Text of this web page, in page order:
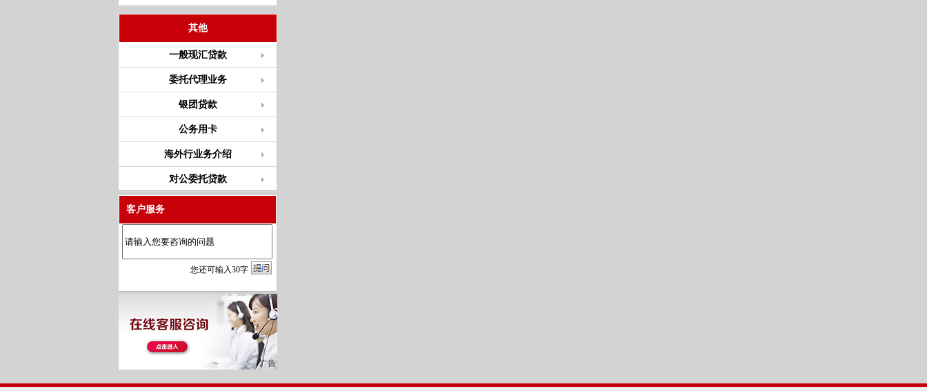
其他
一般现汇贷款
委托代理业务
银团贷款
公务用卡
海外行业务介绍
对公委托贷款
客户服务
您还可输入30字